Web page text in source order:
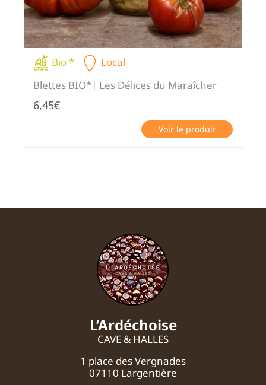
Bio *
Local
Blettes BIO*| Les Délices du Maraîcher
6,45€
Voir le produit
L’Ardéchoise
CAVE & HALLES
1 place des Vergnades
07110 Largentière